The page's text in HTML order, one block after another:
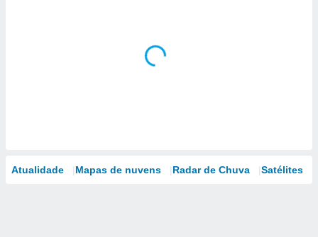
Atualidade Mapas de nuvens Radar de Chuva Satélites